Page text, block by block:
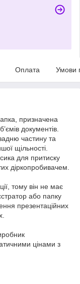
Оплата Умови
призначена
документів.
частину та
щільності.
для притиску
діркопробивачем.
тому він не має
або папку
презентаційних
цінами з